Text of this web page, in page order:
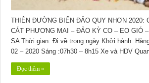
THIÊN ĐƯỜNG BIỂN ĐẢO QUY NHƠN 2020:
CÁT PHƯƠNG MAI – ĐẢO KỲ CO – EO GIÓ
SA Thời gian: Đi về trong ngày Khởi hành:
02 – 2020 Sáng :07h30 – 8h15 Xe và HDV
Đọc thêm »